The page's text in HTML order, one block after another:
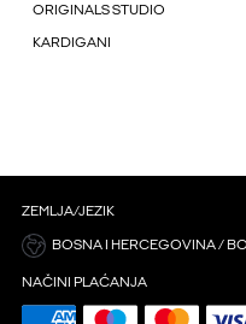
ORIGINALS STUDIO
KARDIGANI
ZEMLJA/JEZIK
BOSNA I HERCEGOVINA /
NAČINI PLAĆANJA